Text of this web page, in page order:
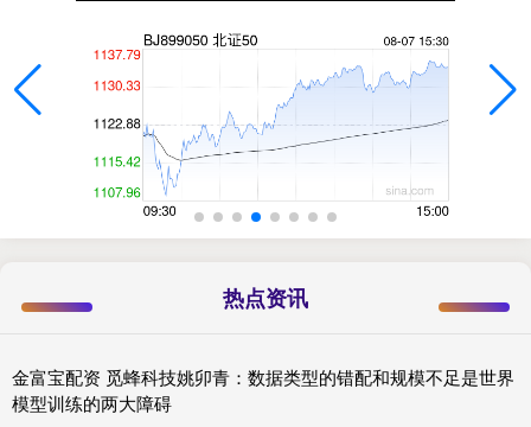
热点资讯
金富宝配资 觅蜂科技姚卯青：数据类型的错配和规模不足是世界
模型训练的两大障碍